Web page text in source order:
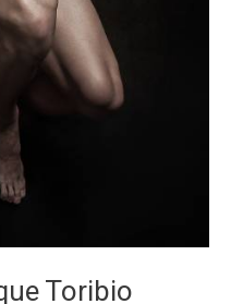
Toribio